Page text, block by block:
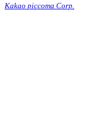
Kakao piccoma Corp.